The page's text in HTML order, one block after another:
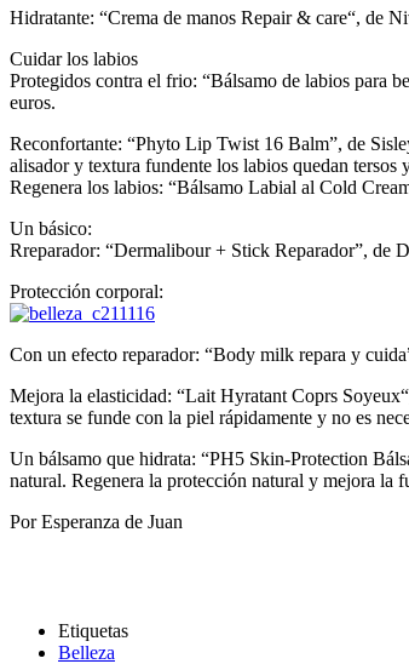
Hidratante: “Crema de manos Repair & care“, de
Cuidar los labios
Protegidos contra el frio: “Bálsamo de labios para
euros.
Reconfortante: “Phyto Lip Twist 16 Balm”, de
alisador y textura fundente los labios quedan tersos
Regenera los labios: “Bálsamo Labial al Cold
Un básico:
Rreparador: “Dermalibour + Stick Reparador”, de
Protección corporal:
Con un efecto reparador: “Body milk repara y
Mejora la elasticidad: “Lait Hyratant Coprs
textura se funde con la piel rápidamente y no es
Un bálsamo que hidrata: “PH5 Skin-Protection
natural. Regenera la protección natural y mejora la
Por Esperanza de Juan
Etiquetas
Belleza